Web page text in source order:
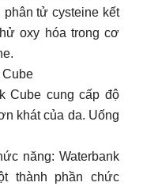
tử cysteine kết
oxy hóa trong cơ
Cube
Cube cung cấp độ
khát của da. Uống
năng: Waterbank
thành phần chức